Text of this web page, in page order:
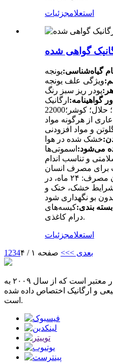
استعلامجزئیات
گواهی شده
گیاه‌شناسی:یونجه
ویژگی علف یونجه
پودر ریز سبز رنگ
گواهینامه: ارگانیک (NOP، ACO)؛ FSSC
22000؛ حلال؛ کوشر؛
عاری از هرگونه مواد GMO، لبنیات،
خشک شده در هوا
می‌شود: اسموتی‌ها
بهترین زمان مصرف: ۲۴ ماه، در
شرایط خشک، خنک و
بسته بندی:کیسه‌های PP دو لایه 20 کیلوگرمی در
درام کاغذی.
استعلامجزئیات
1 234 بعدی >>> صفحه ۱ / ۴
بایووی یک گروه حرفه‌ای بسیار معتبر است که از سال ۲۰۰۹ به
و ارگانیک اختصاص داده شده
است.